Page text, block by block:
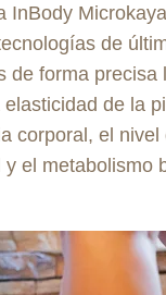
InBody
de
de forma precisa
de la
corporal, el
el metabolismo